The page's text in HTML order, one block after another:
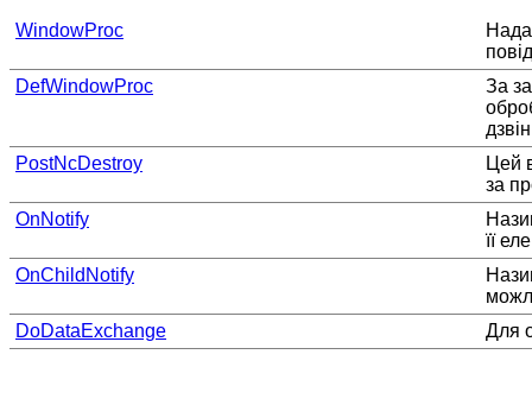
WindowProc
DefWindowProc
За
PostNcDestroy
Цей
за
OnNotify
її
OnChildNotify
DoDataExchange
Для